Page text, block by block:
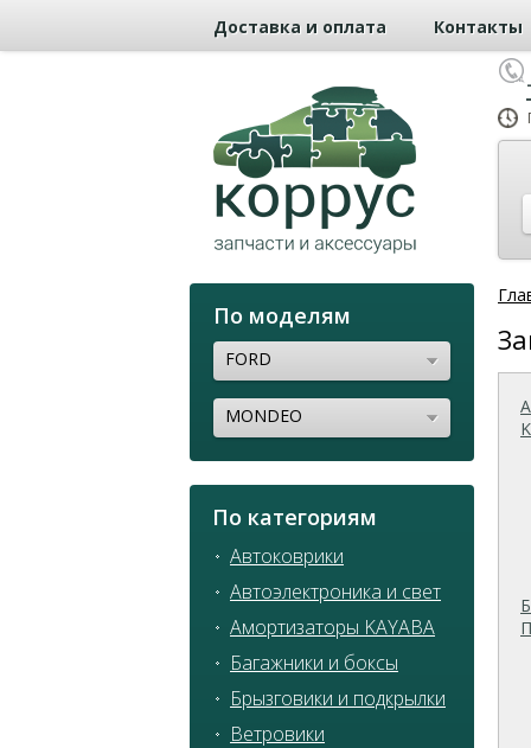
Доставка и оплата Контакты
По моделям
FORD
MONDEO
По категориям
Автоковрики
Автоэлектроника и свет
Амортизаторы KAYABA
Багажники и боксы
Брызговики и подкрылки
Ветровики